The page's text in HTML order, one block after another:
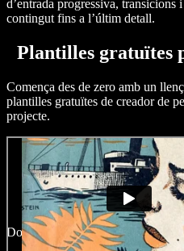
d’entrada progressiva, transicions
contingut fins a l’últim detall.
Plantilles gratuïtes
Comença des de zero amb un
plantilles gratuïtes de creador de
projecte.
Com crear una
Dona vida a la teva idea en pocs